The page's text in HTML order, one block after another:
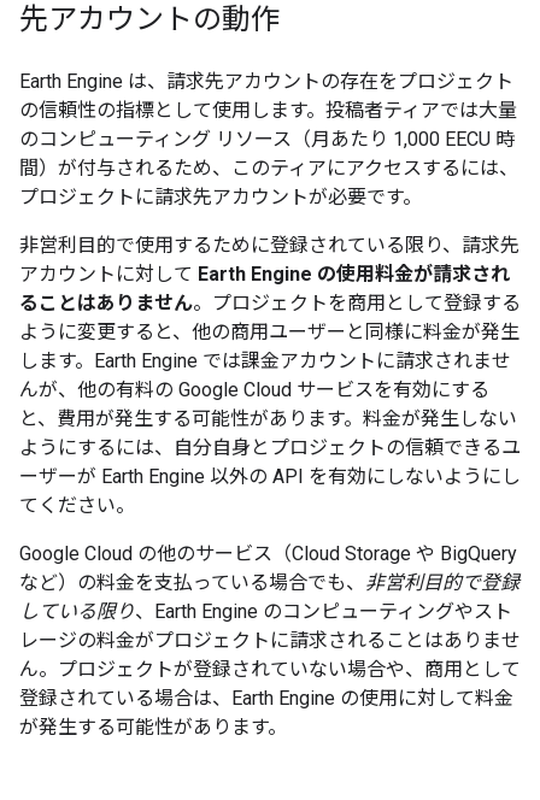
先アカウントの動作
Earth Engine は、請求先アカウントの存在をプロジェクト
の信頼性の指標として使用します。投稿者ティアでは大量
のコンピューティング リソース（月あたり 1,000 EECU 時
間）が付与されるため、このティアにアクセスするには、
プロジェクトに請求先アカウントが必要です。
非営利目的で使用するために登録されている限り、請求先
アカウントに対して Earth Engine の使用料金が請求され
ることはありません。プロジェクトを商用として登録する
ように変更すると、他の商用ユーザーと同様に料金が発生
します。Earth Engine では課金アカウントに請求されませ
んが、他の有料の Google Cloud サービスを有効にする
と、費用が発生する可能性があります。料金が発生しない
ようにするには、自分自身とプロジェクトの信頼できるユ
ーザーが Earth Engine 以外の API を有効にしないようにし
てください。
Google Cloud の他のサービス（Cloud Storage や BigQuery
など）の料金を支払っている場合でも、 非営利目的で登録
している限り、Earth Engine のコンピューティングやスト
レージの料金がプロジェクトに請求されることはありませ
ん。プロジェクトが登録されていない場合や、商用として
登録されている場合は、Earth Engine の使用に対して料金
が発生する可能性があります。